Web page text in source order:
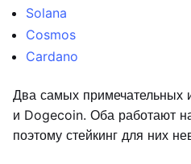
Solana
Cosmos
Cardano
Два самых примечательных
и Dogecoin. Оба работают
поэтому стейкинг для них